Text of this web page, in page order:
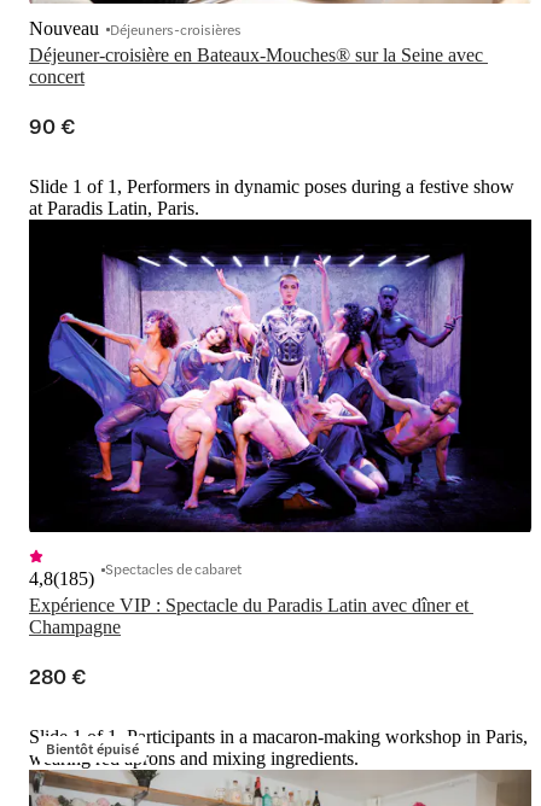
Déjeuner-croisière en Bateaux-Mouches® sur la Seine avec
concert
Nouveau Déjeuners-croisières
90 €
Slide 1 of 1, Performers in dynamic poses during a festive show
at Paradis Latin, Paris.
Expérience VIP : Spectacle du Paradis Latin avec dîner et
Champagne
4,8(185) Spectacles de cabaret
280 €
Bientôt épuisé
Slide 1 of 1, Participants in a macaron-making workshop in Paris,
wearing red aprons and mixing ingredients.